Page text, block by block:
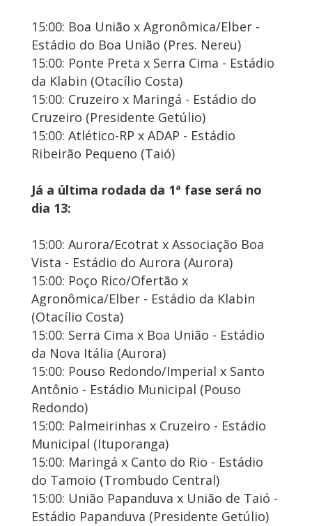
15:00: Boa União x Agronômica/Elber -
Estádio do Boa União (Pres. Nereu)
15:00: Ponte Preta x Serra Cima - Estádio
da Klabin (Otacílio Costa)
15:00: Cruzeiro x Maringá - Estádio do
Cruzeiro (Presidente Getúlio)
15:00: Atlético-RP x ADAP - Estádio
Ribeirão Pequeno (Taió)
Já a última rodada da 1ª fase será no
dia 13:
15:00: Aurora/Ecotrat x Associação Boa
Vista - Estádio do Aurora (Aurora)
15:00: Poço Rico/Ofertão x
Agronômica/Elber - Estádio da Klabin
(Otacílio Costa)
15:00: Serra Cima x Boa União - Estádio
da Nova Itália (Aurora)
15:00: Pouso Redondo/Imperial x Santo
Antônio - Estádio Municipal (Pouso
Redondo)
15:00: Palmeirinhas x Cruzeiro - Estádio
Municipal (Ituporanga)
15:00: Maringá x Canto do Rio - Estádio
do Tamoio (Trombudo Central)
15:00: União Papanduva x União de Taió -
Estádio Papanduva (Presidente Getúlio)